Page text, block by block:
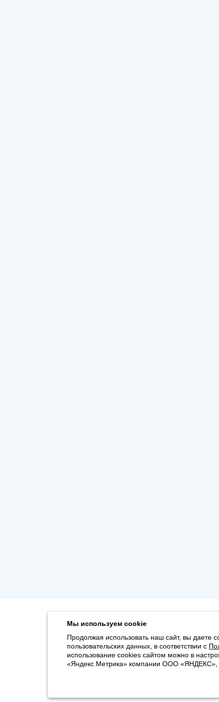
Мы используем cookie
Продолжая использовать наш сайт, вы даете
пользовательских данных, в соответствии с
использование cookies сайтом можно в
«Яндекс.Метрика» компании ООО «ЯНДЕКС»,